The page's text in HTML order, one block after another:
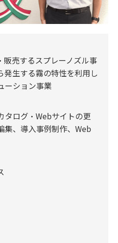
販売するスプレーノズル事
発生する霧の特性を利用し
ーション事業
タログ・Webサイトの更
集、導入事例制作、Web